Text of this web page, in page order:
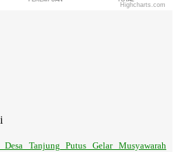
Kpps, jga selalu
Highcharts.com
Desa Tanjung Putus Gelar Musyawarah